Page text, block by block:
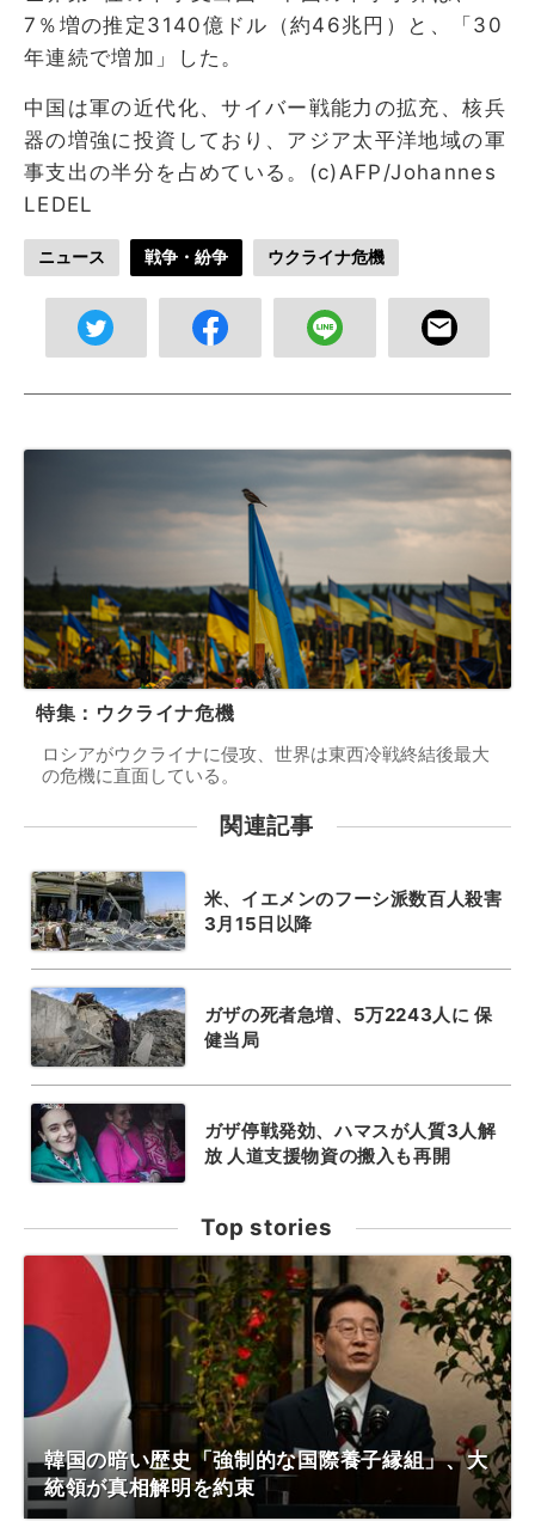
7％増の推定3140億ドル（約46兆円）と、「30
年連続で増加」した。
中国は軍の近代化、サイバー戦能力の拡充、核兵
器の増強に投資しており、アジア太平洋地域の軍
事支出の半分を占めている。(c)AFP/Johannes
LEDEL
ニュース 戦争・紛争 ウクライナ危機
特集：ウクライナ危機
ロシアがウクライナに侵攻、世界は東西冷戦終結後最大
の危機に直面している。
関連記事
米、イエメンのフーシ派数百人殺害
3月15日以降
ガザの死者急増、5万2243人に 保
健当局
ガザ停戦発効、ハマスが人質3人解
放 人道支援物資の搬入も再開
Top stories
韓国の暗い歴史「強制的な国際養子縁組」、大
統領が真相解明を約束